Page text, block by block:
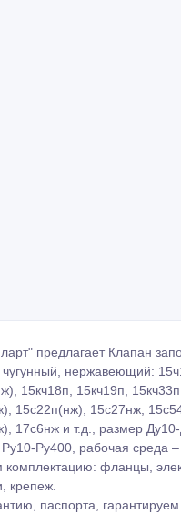
предлагает Клапан
чугунный, нержавеющий:
15кч18п, 15кч19п,
15с22п(нж), 15с27нж,
17с6нж и т.д., размер
Ру400, рабочая среда –
комплектацию: фланцы,
крепеж.
паспорта,